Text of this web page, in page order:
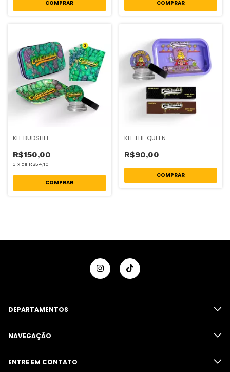
KIT BUDSLIFE
R$150,00
3 x de R$54,10
KIT THE QUEEN
R$90,00
DEPARTAMENTOS
NAVEGAÇÃO
ENTRE EM CONTATO